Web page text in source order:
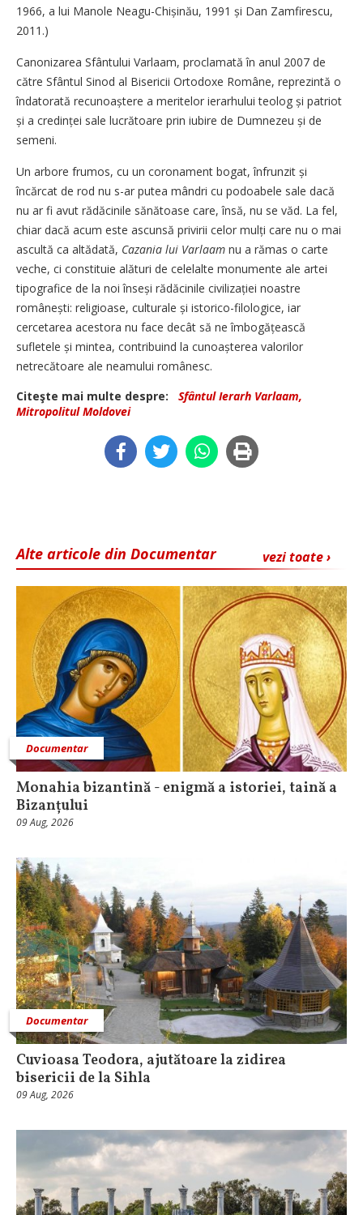
1966, a lui Manole Neagu-Chișinău, 1991 și Dan Zamfirescu,
2011.)
Canonizarea Sfântului Varlaam, proclamată în anul 2007 de
către Sfântul Sinod al Bisericii Ortodoxe Române, reprezintă o
îndatorată recunoaștere a meritelor ierarhului teolog și patriot
și a credinței sale lucrătoare prin iubire de Dumnezeu și de
semeni.
Un arbore frumos, cu un coronament bogat, înfrunzit și
încărcat de rod nu s-ar putea mândri cu podoabele sale dacă
nu ar fi avut rădăcinile sănătoase care, însă, nu se văd. La fel,
chiar dacă acum este ascunsă privirii celor mulți care nu o mai
ascultă ca altădată, Cazania lui Varlaam nu a rămas o carte
veche, ci constituie alături de celelalte monumente ale artei
tipografice de la noi înseși rădăcinile civilizației noastre
românești: religioase, culturale și istorico-filologice, iar
cercetarea acestora nu face decât să ne îmbogă­țească
sufletele și mintea, contribuind la cunoașterea valorilor
netrecătoare ale neamului românesc.
Citeşte mai multe despre:
Sfântul Ierarh Varlaam,
Mitropolitul Moldovei
vezi toate ›
Alte articole din Documentar
Documentar
Monahia bizantină - enigmă a istoriei, taină a
Bizanțului
09 Aug, 2026
Documentar
Cuvioasa Teodora, ajutătoare la zidirea
bisericii de la Sihla
09 Aug, 2026